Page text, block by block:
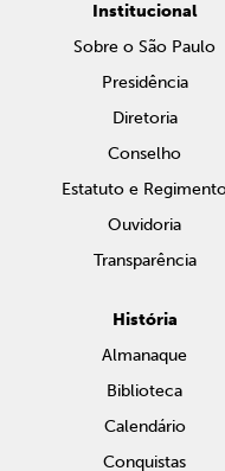
Institucional
Sobre o São Paulo
Presidência
Diretoria
Conselho
Estatuto e
Ouvidoria
Transparência
História
Almanaque
Biblioteca
Calendário
Conquistas